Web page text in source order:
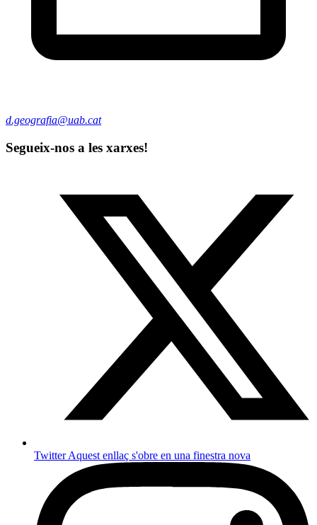
d.geografia@uab.cat
Segueix-nos a les xarxes!
TwitterAquest enllaç s'obre en una finestra nova